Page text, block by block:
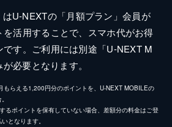
はU-NEXTの「月額プラン」会員が
活用することで、スマホ代がお得
す。ご利用には別途「U-NEXT M
必要となります。
もらえる1,200円分のポイントを、U-NEXT MOBILEの
るポイントを保有していない場合、差額分の料金はご登
となります。